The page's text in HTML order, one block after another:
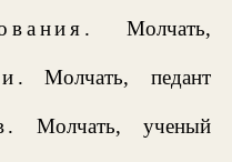
. Молчать,
. Молчать, педант
. Молчать, ученый